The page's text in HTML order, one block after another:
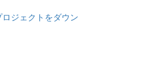
ジェクトをダウン